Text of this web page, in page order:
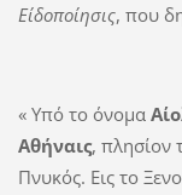
Είδοποίησις, που
« Υπό το όνομα
Αθήναις, πλησίον
Πνυκός. Εις το